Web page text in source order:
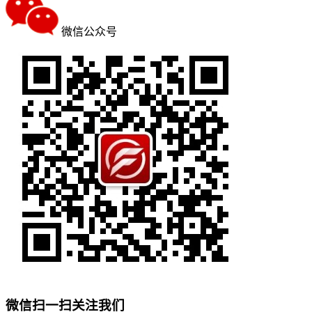
微信公众号
微信扫一扫关注我们